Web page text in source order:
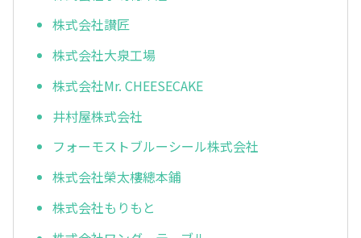
株式会社讃匠
株式会社大泉工場
株式会社Mr. CHEESECAKE
井村屋株式会社
フォーモストブルーシール株式会社
株式会社榮太樓總本鋪
株式会社もりもと